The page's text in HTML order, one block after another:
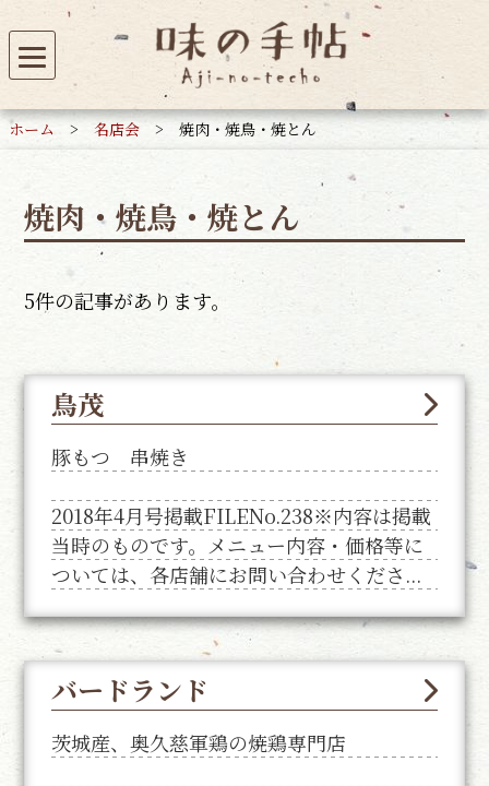
ホーム > 名店会 > 焼肉・焼鳥・焼とん
焼肉・焼鳥・焼とん
5件の記事があります。
鳥茂
豚もつ 串焼き
2018年4月号掲載FILENo.238※内容は掲載
当時のものです。メニュー内容・価格等に
ついては、各店舗にお問い合わせくださ...
バードランド
茨城産、奥久慈軍鶏の焼鶏専門店